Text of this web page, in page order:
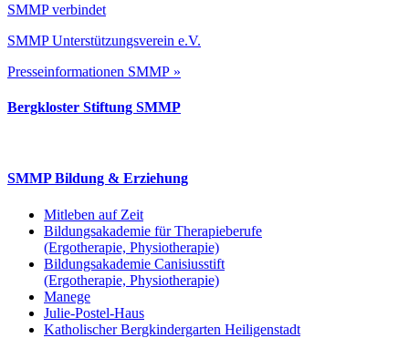
SMMP verbindet
SMMP Unterstützungsverein e.V.
Presseinformationen SMMP »
Bergkloster Stiftung SMMP
SMMP Bildung & Erziehung
Mitleben auf Zeit
Bildungsakademie für Therapieberufe
(Ergotherapie, Physiotherapie)
Bildungsakademie Canisiusstift
(Ergotherapie, Physiotherapie)
Manege
Julie-Postel-Haus
Katholischer Bergkindergarten Heiligenstadt